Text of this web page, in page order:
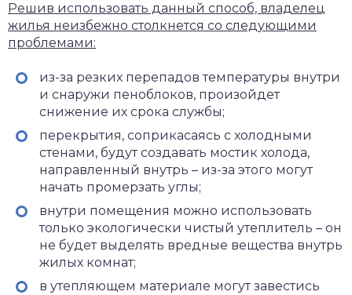
Решив использовать данный способ, владелец
жилья неизбежно столкнется со следующими
проблемами:
из-за резких перепадов температуры внутри
и снаружи пеноблоков, произойдет
снижение их срока службы;
перекрытия, соприкасаясь с холодными
стенами, будут создавать мостик холода,
направленный внутрь – из-за этого могут
начать промерзать углы;
внутри помещения можно использовать
только экологически чистый утеплитель – он
не будет выделять вредные вещества внутрь
жилых комнат;
в утепляющем материале могут завестись